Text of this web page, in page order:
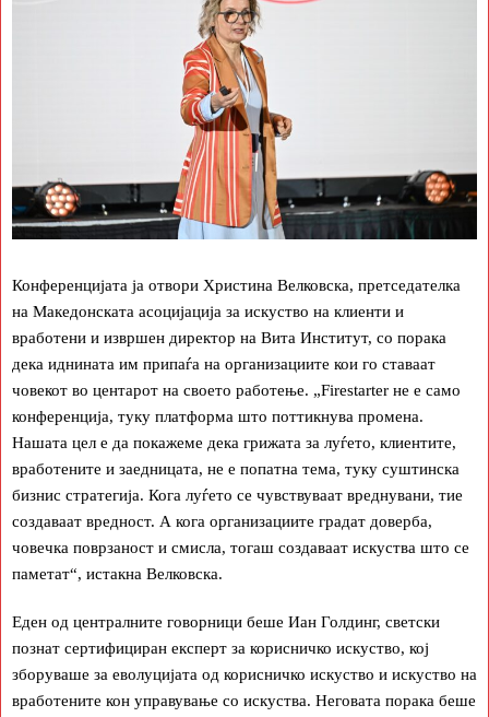
Конференцијата ја отвори Христина Велковска, претседателка
на Македонската асоцијација за искуство на клиенти и
вработени и извршен директор на Вита Институт, со порака
дека иднината им припаѓа на организациите кои го ставаат
човекот во центарот на своето работење. „Firestarter не е само
конференција, туку платформа што поттикнува промена.
Нашата цел е да покажеме дека грижата за луѓето, клиентите,
вработените и заедницата, не е попатна тема, туку суштинска
бизнис стратегија. Кога луѓето се чувствуваат вреднувани, тие
создаваат вредност. А кога организациите градат доверба,
човечка поврзаност и смисла, тогаш создаваат искуства што се
паметат“, истакна Велковска.
Еден од централните говорници беше Иан Голдинг, светски
познат сертифициран експерт за корисничко искуство, кој
зборуваше за еволуцијата од корисничко искуство и искуство на
вработените кон управување со искуства. Неговата порака беше